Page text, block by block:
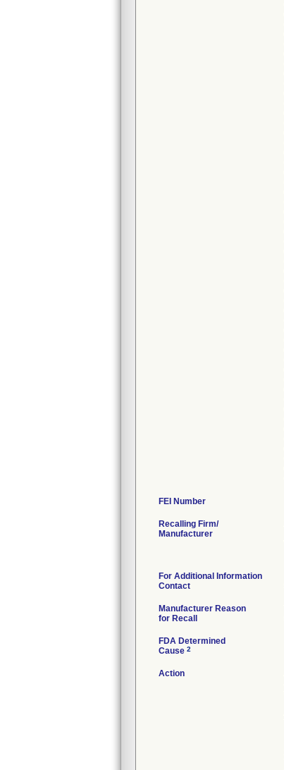
FEI Number
Recalling Firm/
Manufacturer
For Additional Information
Contact
Manufacturer Reason
for Recall
FDA Determined
Cause 2
Action